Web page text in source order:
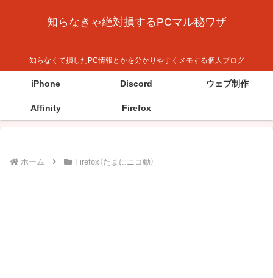
知らなきゃ絶対損するPCマル秘ワザ
知らなくて損したPC情報とかを分かりやすくメモする個人ブログ
iPhone Discord ウェブ制作
Affinity Firefox
ホーム Firefox（たまにニコ動）